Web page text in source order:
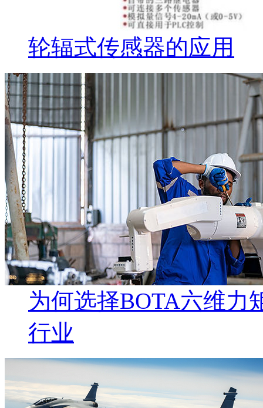
轮辐式传感器的应用
为何选择BOTA六维力
行业